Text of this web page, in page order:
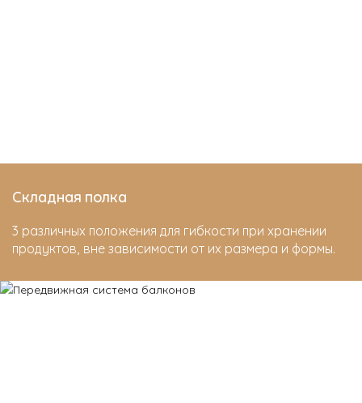
Складная полка
3 различных положения для гибкости при хранении
продуктов, вне зависимости от их размера и формы.